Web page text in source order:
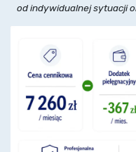
od indywidualnej sytuacji